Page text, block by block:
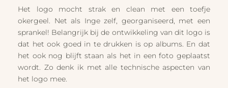
Het logo mocht strak en clean met een toefje
okergeel. Net als Inge zelf, georganiseerd, met een
sprankel! Belangrijk bij de ontwikkeling van dit logo is
dat het ook goed in te drukken is op albums. En dat
het ook nog blijft staan als het in een foto geplaatst
wordt. Zo denk ik met alle technische aspecten van
het logo mee.